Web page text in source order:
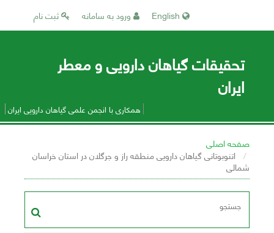
ثبت نام ورود به سامانه
تحقیقات گیاهان دارویی و معطر
ایران
همکاری با انجمن علمی گیاهان دارویی ایران
صفحه اصلی
اتنوبوتانی گیاهان دارویی منطقه راز و جرگلان در استان خراسان
شمالی